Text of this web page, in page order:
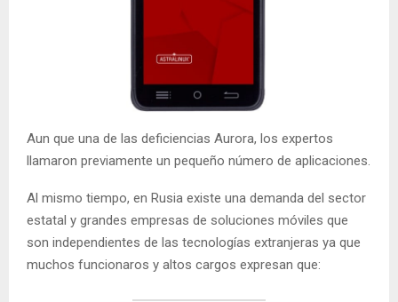
Aun que una de las deficiencias Aurora, los expertos
llamaron previamente un pequeño número de aplicaciones.
Al mismo tiempo, en Rusia existe una demanda del sector
estatal y grandes empresas de soluciones móviles que
son independientes de las tecnologías extranjeras ya que
muchos funcionaros y altos cargos expresan que: